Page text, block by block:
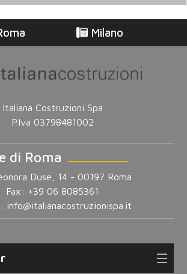
Milano
Italiana Costruzioni Spa
P.Iva 03798481002
di Roma
Duse, 14 - 00197 Roma
Fax: +39 06 8085361
info@italianacostruzionispa.it